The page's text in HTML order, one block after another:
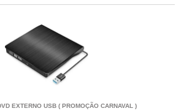
EXTERNO USB ( PROMOÇÃO CARNAVAL )